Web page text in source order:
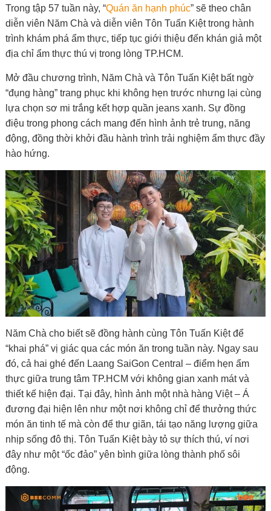
Trong tập 57 tuần này, “Quán ăn hạnh phúc” sẽ theo chân
diễn viên Năm Chà và diễn viên Tôn Tuấn Kiệt trong hành
trình khám phá ẩm thực, tiếp tục giới thiệu đến khán giả một
địa chỉ ẩm thực thú vị trong lòng TP.HCM.
Mở đầu chương trình, Năm Chà và Tôn Tuấn Kiệt bất ngờ
“đụng hàng” trang phục khi không hẹn trước nhưng lại cùng
lựa chọn sơ mi trắng kết hợp quần jeans xanh. Sự đồng
điệu trong phong cách mang đến hình ảnh trẻ trung, năng
động, đồng thời khởi đầu hành trình trải nghiệm ẩm thực đầy
hào hứng.
Năm Chà cho biết sẽ đồng hành cùng Tôn Tuấn Kiệt để
“khai phá” vị giác qua các món ăn trong tuần này. Ngay sau
đó, cả hai ghé đến Laang SaiGon Central – điểm hẹn ẩm
thực giữa trung tâm TP.HCM với không gian xanh mát và
thiết kế hiện đại. Tại đây, hình ảnh một nhà hàng Việt – Á
đương đại hiện lên như một nơi không chỉ để thưởng thức
món ăn tinh tế mà còn để thư giãn, tái tạo năng lượng giữa
nhịp sống đô thị. Tôn Tuấn Kiệt bày tỏ sự thích thú, ví nơi
đây như một “ốc đảo” yên bình giữa lòng thành phố sôi
động.